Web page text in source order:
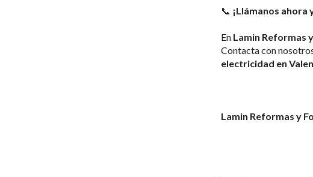
📞 ¡Llámanos ahora
En Lamin Reformas
Contacta con
electricidad en
Lamin Reformas y